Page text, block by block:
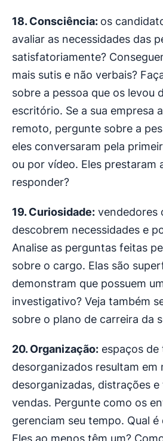
18. Consciência: os
avaliar as necessidades das
satisfatoriamente?
mais sutis e não verbais?
sobre a pessoa que os levou
escritório. Se a sua empresa
remoto, pergunte sobre a
eles conversaram pela
ou por vídeo. Eles prestaram
responder?
19. Curiosidade: vendedores
descobrem necessidades e
Analise as perguntas feitas
sobre o cargo. Elas são
demonstram que possuem
investigativo? Veja também
sobre o plano de carreira da
20. Organização: espaços de
desorganizados resultam em
desorganizadas, distrações
vendas. Pergunte como os
gerenciam seu tempo. Qual é
Eles ao menos têm um?